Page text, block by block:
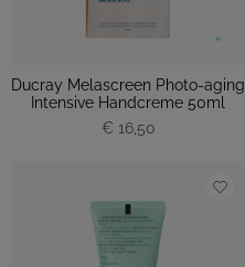
Ducray Melascreen Photo-aging
Intensive Handcreme 50ml
€ 16,50